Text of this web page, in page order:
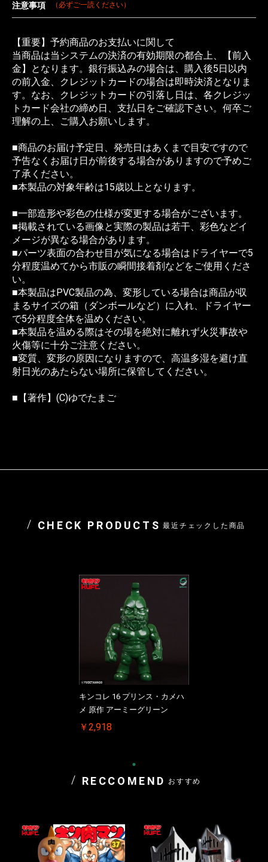
注意事項 （必ずご一読ください）
【重要】予約商品のお支払いに関して
当商品は当システムの決済の有効期限の都合上、【前入
金】となります。銀行振込みの場合は、購入後5日以内
の前入金、クレジットカードの場合は即時決済となりま
す。なお、クレジットカードの引落し日は、各クレジッ
トカード会社の締め日、支払日をご確認下さい。何卒ご
理解の上、ご購入お願いします。
■商品のお届け予定日、発売日はあくまで目安ですので
予告なくお届け日が前後する場合がありますので予めご
了承ください。
■本製品の対象年齢は15歳以上となります。
■一部造形や彩色の仕様が変更する場合がございます。
■掲載されている画像と実際の製品は若干、彩色などイ
メージが異なる場合があります。
■パーツ表面の合わせ目が気になる場合はドライヤーで5
分程度温めてから市販の瞬間接着剤などをご使用くださ
い。
■本製品はPVC製品の為、変形している場合は商品が収
まるサイズの箱（ダンボールなど）に入れ、ドライヤー
で5分程度全体を温めください。
■本製品を温める際はその場を絶対に離れず火災事故や
火傷等に十分ご注意ください。
■変質、変形の原因になりますので、高温多湿を避け直
射日光のあたらない場所に保管してください。
■【著作】(C)ゆでたまご
CHECK PRODUCTS 最近チェックした商品
キンコレ 16 プリンス・カメハ
メ 原作 アーミーグリーン
￥2,918
RECCOMEND おすすめ